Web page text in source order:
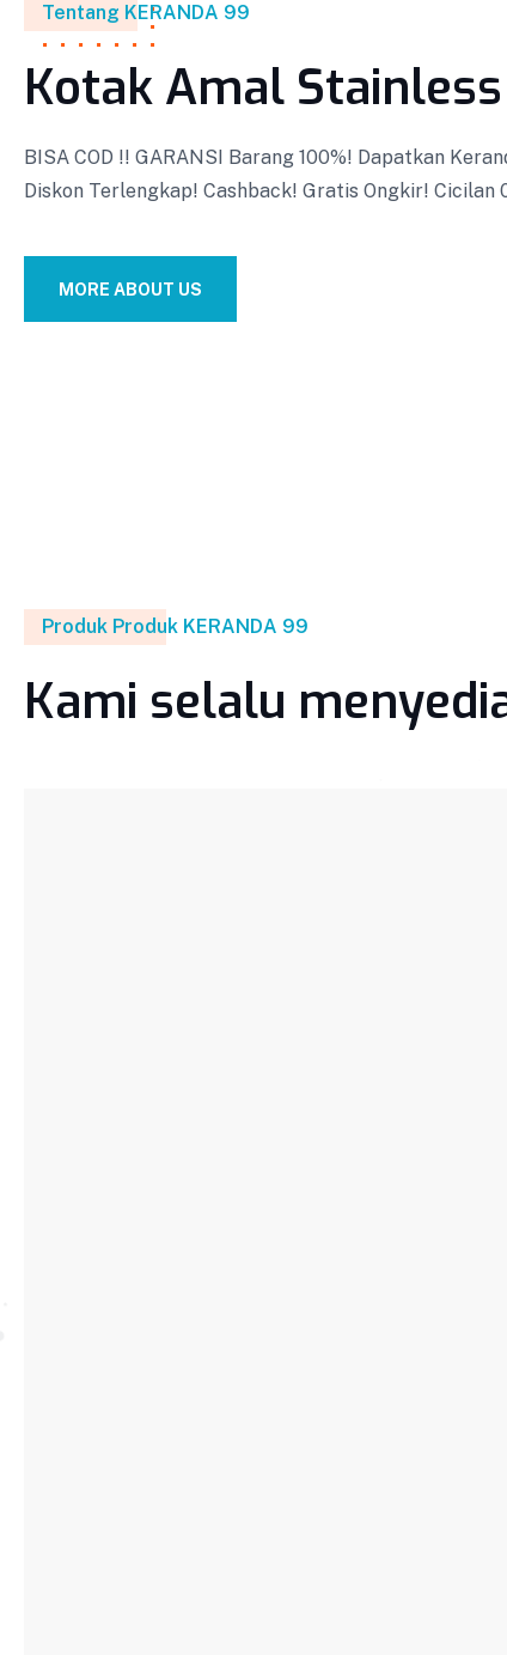
Tentang KERANDA 99
Kotak Amal Stainless
BISA COD !! GARANSI Barang 100%! Dapatkan
Diskon Terlengkap! Cashback! Gratis Ongkir!
MORE ABOUT US
Produk Produk KERANDA 99
Kami selalu